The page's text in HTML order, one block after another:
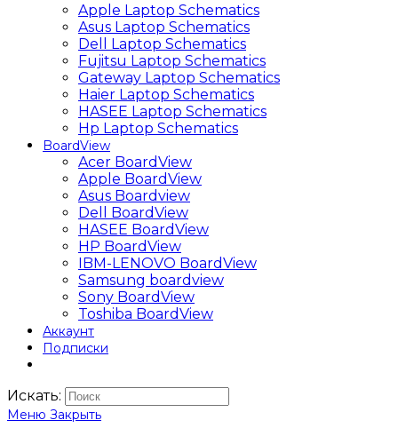
Apple Laptop Schematics
Asus Laptop Schematics
Dell Laptop Schematics
Fujitsu Laptop Schematics
Gateway Laptop Schematics
Haier Laptop Schematics
HASEE Laptop Schematics
Hp Laptop Schematics
BoardView
Acer BoardView
Apple BoardView
Asus Boardview
Dell BoardView
HASEE BoardView
HP BoardView
IBM-LENOVO BoardView
Samsung boardview
Sony BoardView
Toshiba BoardView
Аккаунт
Подписки
Искать:
Меню Закрыть